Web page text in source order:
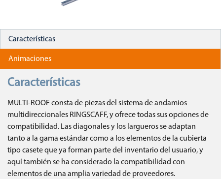
Características
Animaciones
Características
MULTI-ROOF consta de piezas del sistema de andamios
multidireccionales RINGSCAFF, y ofrece todas sus opciones de
compatibilidad. Las diagonales y los largueros se adaptan
tanto a la gama estándar como a los elementos de la cubierta
tipo casete que ya forman parte del inventario del usuario, y
aquí también se ha considerado la compatibilidad con
elementos de una amplia variedad de proveedores.